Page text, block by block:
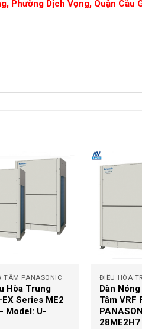
Phường Dịch Vọng, Quận Cầu
TÂM PANASONIC
Hòa Trung
EX Series ME2
Model: U-
ĐIỀU HÒA
Dàn
Tâm VRF
28ME2H7